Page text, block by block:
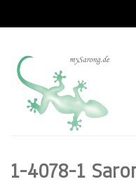
content
1-4078-1